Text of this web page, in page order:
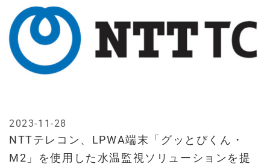
NTTテレコン、LPWA端末「グッとびくん・
M2」を使用した水温監視ソリューションを提
2023-11-28